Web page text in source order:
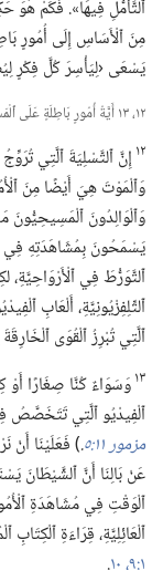
ٱلتَّأَمُّلِ فِيهَا».‏ فَكَمْ هُوَ
مِنَ ٱلْأَسَاسِ إِلَى أُمُورٍ
يَسْعَى ‹لِيَأْسِرَ كُلَّ فِكْرٍ
١٢،‏ ١٣ أَيَّةُ أُمُورٍ بَاطِلَةٍ عَلَى ٱلْمَسِيحِيِّينَ تَجَنُّبُهَا،‏ وَلِمَاذَا؟‏
١٢ إِنَّ ٱلتَّسْلِيَةَ ٱلَّتِي
وَٱلْمَوْتَ هِيَ أَيْضًا مِنَ
وَٱلْوَالِدُونَ ٱلْمَسِيحِيُّونَ
يَسْمَحُونَ بِمُشَاهَدَتِهِ فِي
ٱلتَّوَرُّطَ فِي ٱلْأَرْوَاحِيَّةِ،‏
ٱلتِّلِفِزْيُونِيَّةِ،‏ أَلْعَابِ
ٱلَّتِي تُبْرِزُ ٱلْقُوَى
١٣وَسَوَاءٌ كُنَّا صِغَارًا أَوْ
ٱلْفِيدْيُو ٱلَّتِي تَتَخَصَّصُ
مزمور ١١:‏٥
‏.‏‏)‏ فَعَلَيْنَا أَنْ
عَنْ بَالِنَا أَنَّ ٱلشَّيْطَانَ
ٱلْوَقْتِ فِي مُشَاهَدَةِ
ٱلْعَائِلِيَّةِ،‏ قِرَاءَةِ
١:‏٩،‏ ١٠
‏.‏